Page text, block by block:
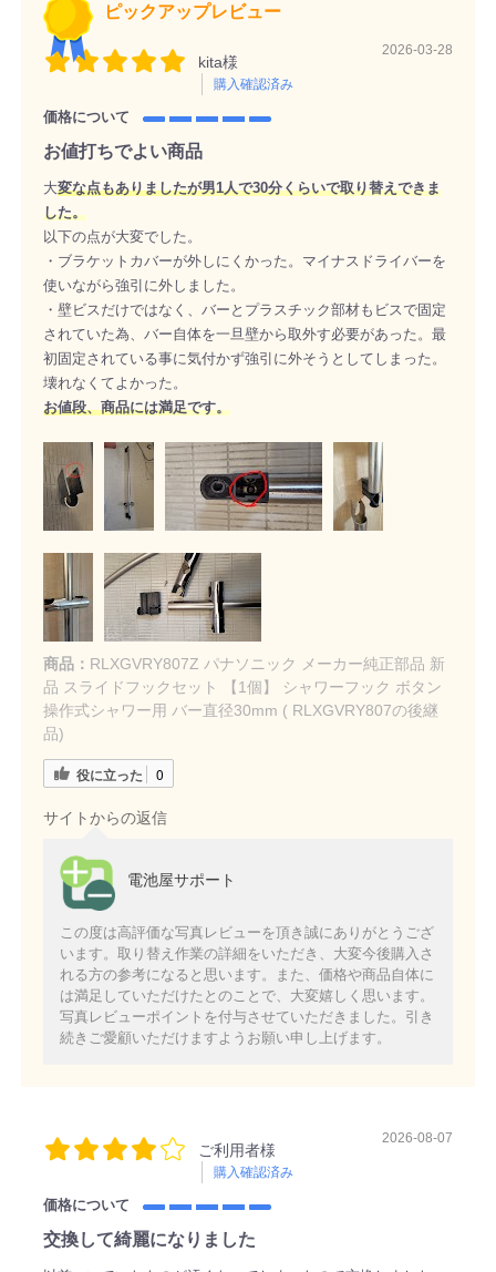
ピックアップレビュー
kita様
購入確認済み
2026-03-28
価格について
お値打ちでよい商品
大変な点もありましたが男1人で30分くらいで取り替えできま
した。
以下の点が大変でした。
・ブラケットカバーが外しにくかった。マイナスドライバーを
使いながら強引に外しました。
・壁ビスだけではなく、バーとプラスチック部材もビスで固定
されていた為、バー自体を一旦壁から取外す必要があった。最
初固定されている事に気付かず強引に外そうとしてしまった。
壊れなくてよかった。
お値段、商品には満足です。
商品： RLXGVRY807Z パナソニック メーカー純正部品 新
品 スライドフックセット 【1個】 シャワーフック ボタン
操作式シャワー用 バー直径30mm ( RLXGVRY807の後継
品)
役に立った 0
サイトからの返信
電池屋サポート
この度は高評価な写真レビューを頂き誠にありがとうござ
います。取り替え作業の詳細をいただき、大変今後購入さ
れる方の参考になると思います。また、価格や商品自体に
は満足していただけたとのことで、大変嬉しく思います。
写真レビューポイントを付与させていただきました。引き
続きご愛顧いただけますようお願い申し上げます。
ご利用者様
購入確認済み
2026-08-07
価格について
交換して綺麗になりました